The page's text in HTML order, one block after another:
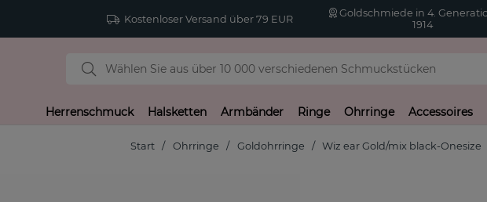
Kostenloser Versand über 79 EUR
Goldschmiede in 4.
1914
Herrenschmuck Halsketten Armbänder Ringe Ohrringe Accessoires
Start Ohrringe Goldohrringe Wiz ear Gold/mix black-Onesize